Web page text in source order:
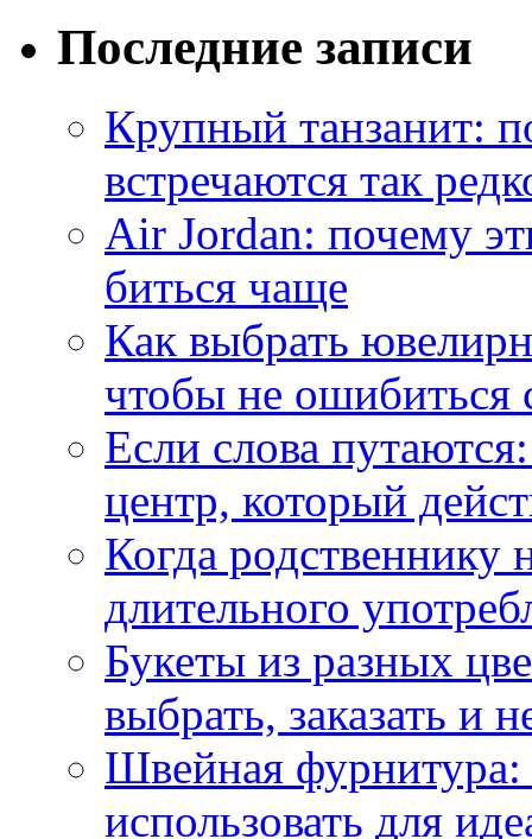
Последние записи
Крупный танзанит:
встречаются так
Air Jordan: почему
биться чаще
Как выбрать
чтобы не ошибиться
Если слова
центр, который
Когда
длительного
Букеты из разных
выбрать, заказать и
Швейная фурнитура:
использовать для